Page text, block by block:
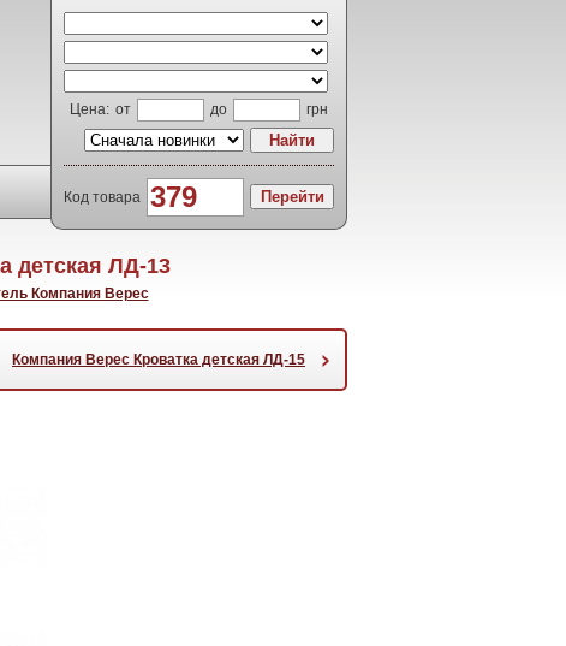
Цена: от до грн
Код товара
детская ЛД-13
Компания Верес
Компания Верес Кроватка детская ЛД-15 ›